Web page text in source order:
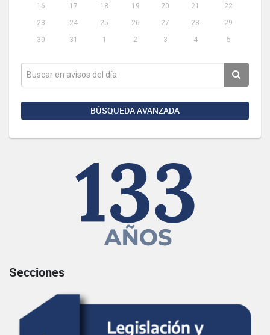
16
17 18 19 20 21
22
23
24 25 26 27 28
29
30
31 1 2 3 4 5
BÚSQUEDA AVANZADA
Secciones